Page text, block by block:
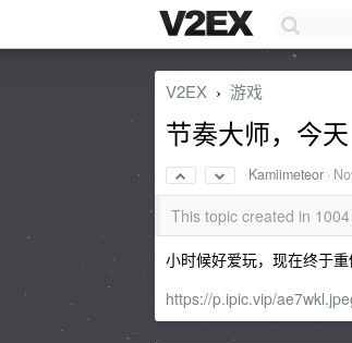
V2EX › 游戏
节奏大师，今
Kamiimeteor ·
This topic created in
小时候好爱玩，现在终于
https://p.ipic.vip/